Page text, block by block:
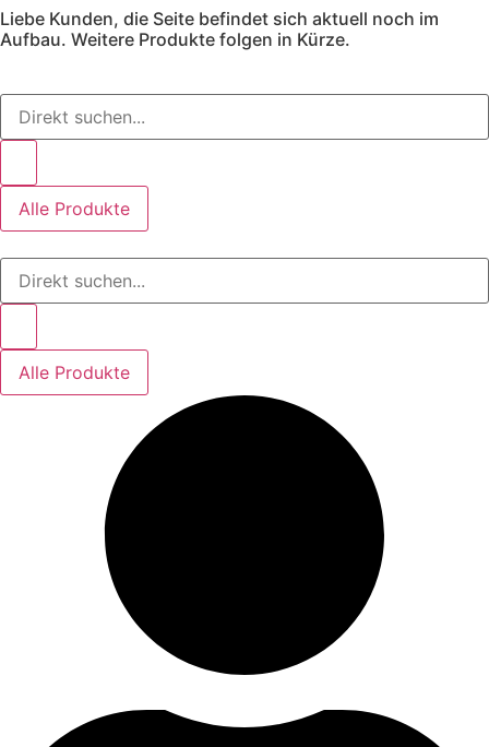
Zum
Inhalt
Liebe Kunden, die Seite befindet sich aktuell noch im
Aufbau. Weitere Produkte folgen in Kürze.
Search
Alle Produkte
Search
Alle Produkte